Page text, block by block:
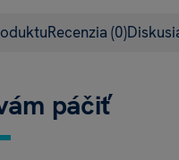
Recenzia (0)
páčiť